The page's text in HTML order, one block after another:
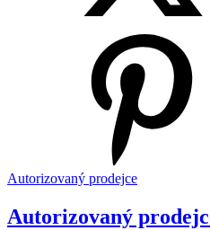
Autorizovaný prodejce
Autorizovaný